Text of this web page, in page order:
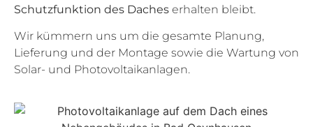
Schutzfunktion des Daches erhalten bleibt.
Wir kümmern uns um die gesamte Planung,
Lieferung und der Montage sowie die Wartung von
Solar- und Photovoltaikanlagen.